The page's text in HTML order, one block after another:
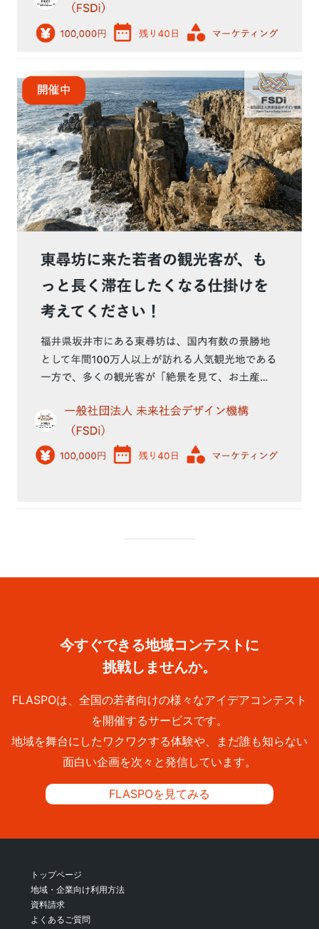
今すぐできる地域コンテストに
挑戦しませんか。
FLASPOは、全国の若者向けの様々なアイデアコンテスト
を開催するサービスです。
地域を舞台にしたワクワクする体験や、まだ誰も知らない
面白い企画を次々と発信しています。
FLASPOを見てみる
トップページ
地域・企業向け利用方法
資料請求
よくあるご質問